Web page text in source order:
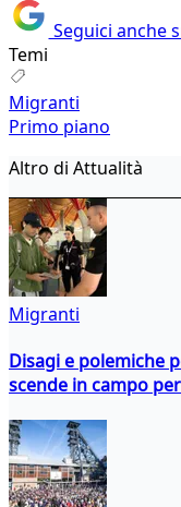
Seguici anche
Temi
Migranti
Primo piano
Altro di Attualità
Migranti
Disagi e polemiche
scende in campo